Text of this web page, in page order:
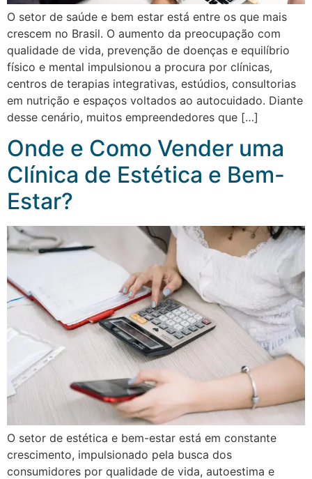
O setor de saúde e bem estar está entre os que mais
crescem no Brasil. O aumento da preocupação com
qualidade de vida, prevenção de doenças e equilíbrio
físico e mental impulsionou a procura por clínicas,
centros de terapias integrativas, estúdios, consultorias
em nutrição e espaços voltados ao autocuidado. Diante
desse cenário, muitos empreendedores que […]
Onde e Como Vender uma
Clínica de Estética e Bem-
Estar?
O setor de estética e bem-estar está em constante
crescimento, impulsionado pela busca dos
consumidores por qualidade de vida, autoestima e